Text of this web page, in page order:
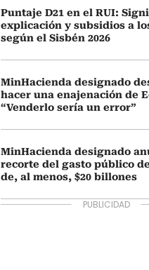
Puntaje D21 en el RUI:
explicación y subsidios a
según el Sisbén 2026
MinHacienda designado
hacer una enajenación de
“Venderlo sería un error”
MinHacienda designado
recorte del gasto público
de, al menos, $20 billones